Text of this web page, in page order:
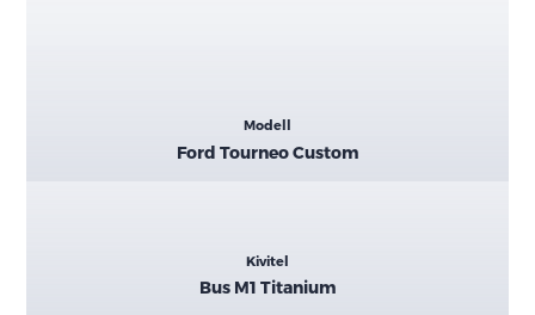
Modell
Ford Tourneo Custom
Kivitel
Bus M1 Titanium